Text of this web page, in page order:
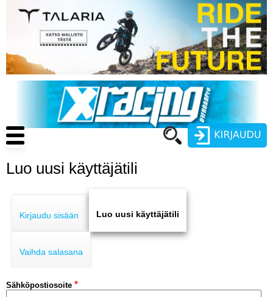
pääsisältöön
Käyttäjätunnus
Main
navigation
ENDURO
MOTOCROSS
MUUT LAJIT
Luo uusi käyttäjätili
tabs
Kirjaudu sisään Luo uusi käyttäjätili
Vaihda salasana
Sähköpostiosoite